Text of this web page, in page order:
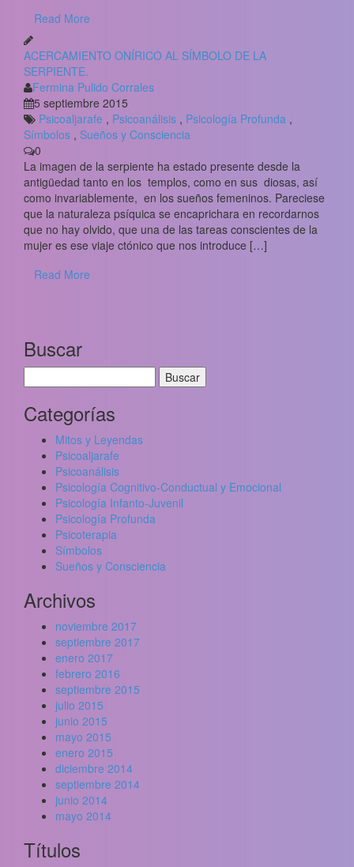
Read More
ACERCAMIENTO ONÍRICO AL SÍMBOLO DE LA
SERPIENTE.
Fermina Pulido Corrales
5 septiembre 2015
Psicoaljarafe , Psicoanálisis , Psicología Profunda ,
Símbolos , Sueños y Consciencia
0
La imagen de la serpiente ha estado presente desde la
antigüedad tanto en los templos, como en sus diosas, así
como invariablemente, en los sueños femeninos. Pareciese
que la naturaleza psíquica se encaprichara en recordarnos
que no hay olvido, que una de las tareas conscientes de la
mujer es ese viaje ctónico que nos introduce […]
Read More
Buscar
Categorías
Mitos y Leyendas
Psicoaljarafe
Psicoanálisis
Psicología Cognitivo-Conductual y Emocional
Psicología Infanto-Juvenil
Psicología Profunda
Psicoterapia
Símbolos
Sueños y Consciencia
Archivos
noviembre 2017
septiembre 2017
enero 2017
febrero 2016
septiembre 2015
julio 2015
junio 2015
mayo 2015
enero 2015
diciembre 2014
septiembre 2014
junio 2014
mayo 2014
Títulos